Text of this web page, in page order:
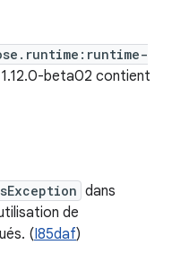
beta02 contient
dans
de
(I85daf)